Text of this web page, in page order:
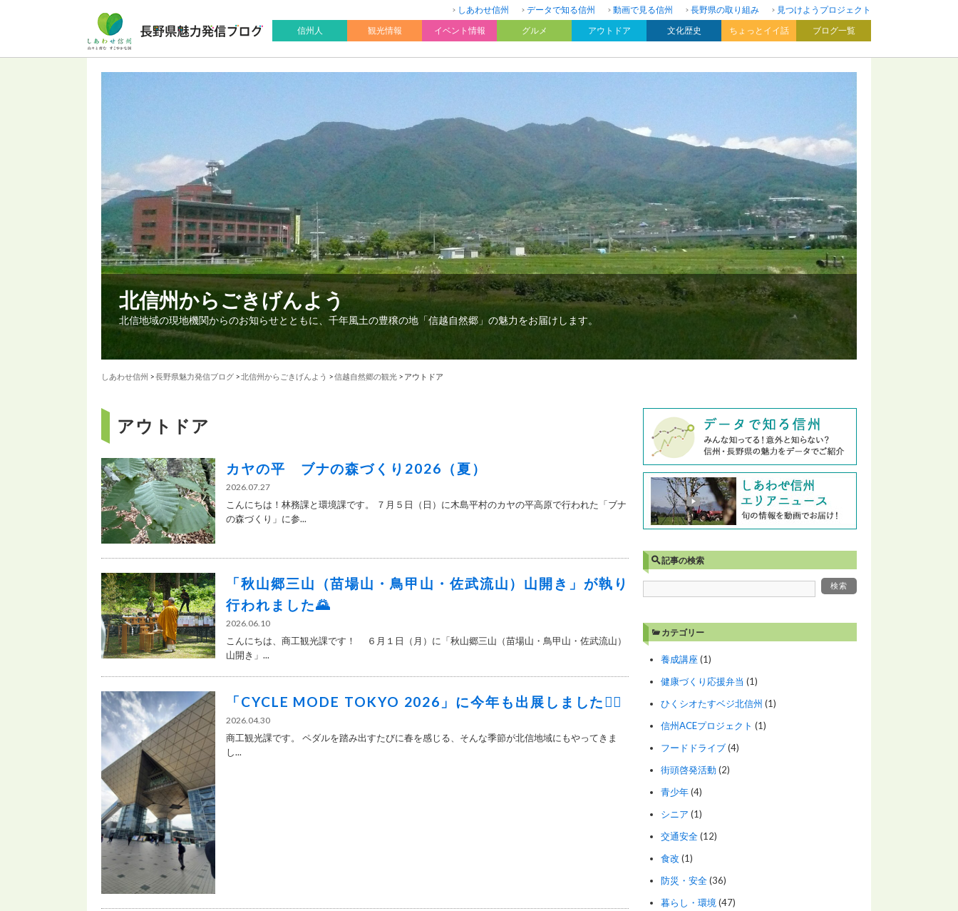
しあわせ信州 データで知る信州 動画で見る信州 長野県の取り組み
見つけようプロジェクト
信州人
観光情報 イベント情報 グルメ アウトドア 文化歴史 ちょっとイイ話 ブログ一覧
北信州からごきげんよう
北信地域の現地機関からのお知らせとともに、千年風土の豊穣の地「信越自然郷」の魅力をお届けします。
しあわせ信州 >長野県魅力発信ブログ >北信州からごきげんよう >信越自然郷の観光 > アウトドア
アウトドア
カヤの平 ブナの森づくり2026（夏）
2026.07.27
こんにちは！林務課と環境課です。 ７月５日（日）に木島平村のカヤの平高原で行われた「ブナ
の森づくり」に参...
「秋山郷三山（苗場山・鳥甲山・佐武流山）山開き」が執り
行われました🌄
2026.06.10
こんにちは、商工観光課です！ ６月１日（月）に「秋山郷三山（苗場山・鳥甲山・佐武流山）
山開き」...
「CYCLE MODE TOKYO 2026」に今年も出展しました🚴‍♂️
2026.04.30
商工観光課です。 ペダルを踏み出すたびに春を感じる、そんな季節が北信地域にもやってきま
し...
記事の検索
カテゴリー
養成講座(1)
健康づくり応援弁当 (1)
ひくシオたすベジ北信州 (1)
信州ACEプロジェクト (1)
フードドライブ(4)
街頭啓発活動(2)
青少年(4)
シニア (1)
交通安全(12)
食改 (1)
防災・安全(36)
暮らし・環境(47)